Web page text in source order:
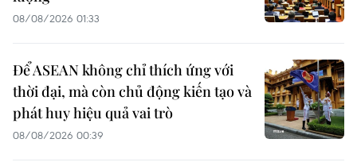
08/08/2026 01:33
Để ASEAN không chỉ thích ứng với
thời đại, mà còn chủ động kiến tạo và
phát huy hiệu quả vai trò
08/08/2026 00:39